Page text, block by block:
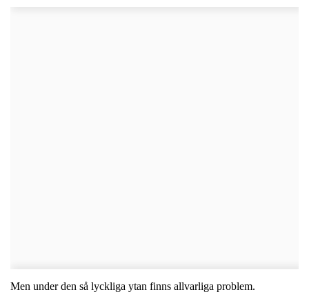
Men under den så lyckliga ytan finns allvarliga problem.